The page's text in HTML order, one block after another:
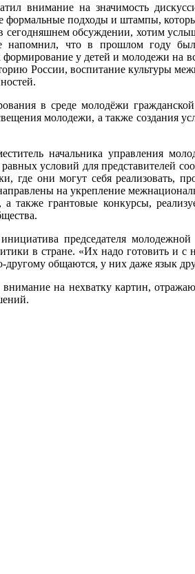
внимание на значимость
подходы и штампы,
обсуждении, хотим
напомнил, что в прошлом году
у детей и молодежи на
России, воспитание культуры
в среде молодёжи
молодежи, а также создания
начальника управления
условий для представителей
они могут себя реализовать,
на укрепление
грантовые конкурсы,
председателя
в стране. «Их надо готовить и с
общаются, у них даже язык
на нехватку картин,